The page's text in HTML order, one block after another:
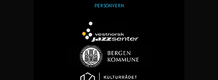
PERSONVERN